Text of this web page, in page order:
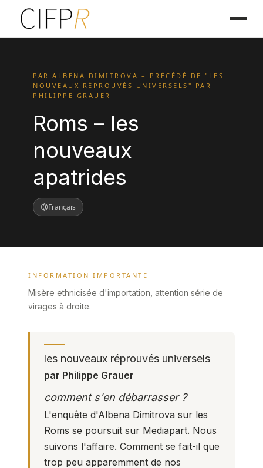
PAR ALBENA DIMITROVA – PRÉCÉDÉ DE "LES
NOUVEAUX RÉPROUVÉS UNIVERSELS" PAR
PHILIPPE GRAUER
Roms – les
nouveaux
apatrides
Français
INFORMATION IMPORTANTE
Misère ethnicisée d'importation, attention série de
virages à droite.
les nouveaux réprouvés universels
par Philippe Grauer
comment s'en débarrasser ?
L'enquête d'Albena Dimitrova sur les
Roms se poursuit sur Mediapart. Nous
suivons l'affaire. Comment se fait-il que
trop peu apparemment de nos